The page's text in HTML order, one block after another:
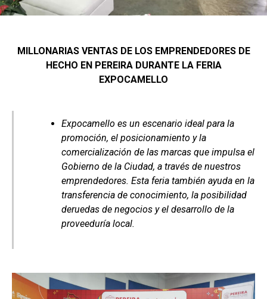
MILLONARIAS VENTAS DE LOS EMPRENDEDORES DE
HECHO EN PEREIRA DURANTE LA FERIA
EXPOCAMELLO
Expocamello es un escenario ideal para la
promoción, el posicionamiento y la
comercialización de las marcas que impulsa el
Gobierno de la Ciudad, a través de nuestros
emprendedores. Esta feria también ayuda en la
transferencia de conocimiento, la posibilidad
deruedas de negocios y el desarrollo de la
proveeduría local.